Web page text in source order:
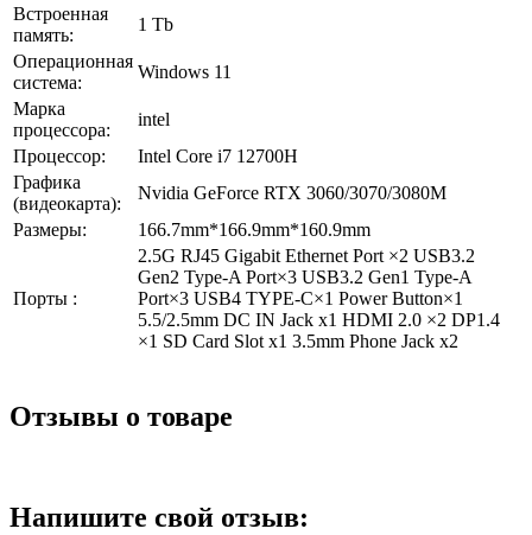
Встроенная
память:
1 Tb
Операционная
система:
Windows 11
Марка
процессора:
intel
Процессор:
Intel Core i7 12700H
Графика
(видеокарта):
Nvidia GeForce RTX 3060/3070/3080M
Размеры:
166.7mm*166.9mm*160.9mm
Порты :
2.5G RJ45 Gigabit Ethernet Port ×2 USB3.2
Gen2 Type-A Port×3 USB3.2 Gen1 Type-A
Port×3 USB4 TYPE-C×1 Power Button×1
5.5/2.5mm DC IN Jack x1 HDMI 2.0 ×2 DP1.4
×1 SD Card Slot x1 3.5mm Phone Jack x2
Отзывы о товаре
Напишите свой отзыв: